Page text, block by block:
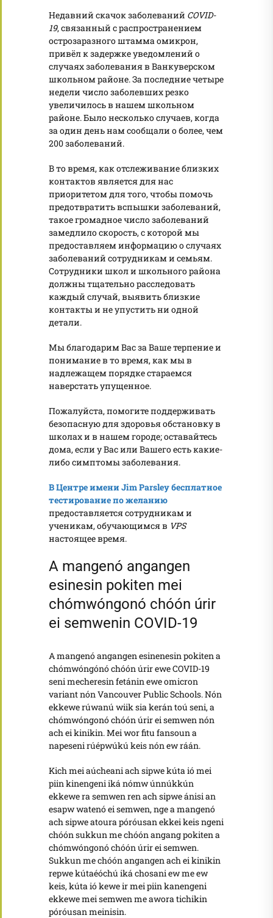
Недавний скачок заболеваний COVID-
19, связанный с распространением
острозаразного штамма омикрон,
привёл к задержке уведомлений о
случаях заболевания в Ванкуверском
школьном районе. За последние четыре
недели число заболевших резко
увеличилось в нашем школьном
районе. Было несколько случаев, когда
за один день нам сообщали о более, чем
200 заболеваний.
В то время, как отслеживание близких
контактов является для нас
приоритетом для того, чтобы помочь
предотвратить вспышки заболеваний,
такое громадное число заболеваний
замедлило скорость, с которой мы
предоставляем информацию о случаях
заболеваний сотрудникам и семьям.
Сотрудники школ и школьного района
должны тщательно расследовать
каждый случай, выявить близкие
контакты и не упустить ни одной
детали.
Мы благодарим Вас за Ваше терпение и
понимание в то время, как мы в
надлежащем порядке стараемся
наверстать упущенное.
Пожалуйста, помогите поддерживать
безопасную для здоровья обстановку в
школах и в нашем городе; оставайтесь
дома, если у Вас или Вашего есть какие-
либо симптомы заболевания.
В Центре имени Jim Parsley бесплатное
тестирование по желанию
предоставляется сотрудникам и
ученикам, обучающимся в VPS
настоящее время.
A mangenó angangen
esinesin pokiten mei
chómwóngonó chóón úrir
ei semwenin COVID-19
A mangenó angangen esinenesin pokiten a
chómwóngónó chóón úrir ewe COVID-19
seni mecheresin fetánin ewe omicron
variant nón Vancouver Public Schools. Nón
ekkewe rúwanú wiik sia kerán toú seni, a
chómwóngonó chóón úrir ei semwen nón
ach ei kinikin. Mei wor fitu fansoun a
napeseni rúépwúkú keis nón ew ráán.
Kich mei aúcheani ach sipwe kúta ió mei
piin kinengeni iká nómw únnúkkún
ekkewe ra semwen ren ach sipwe ánisi an
esapw watenó ei semwen, nge a mangenó
ach sipwe atoura póróusan ekkei keis ngeni
chóón sukkun me chóón angang pokiten a
chómwóngonó chóón úrir ei semwen.
Sukkun me chóón angangen ach ei kinikin
repwe kútaéóchú iká chosani ew me ew
keis, kúta ió kewe ir mei piin kanengeni
ekkewe mei semwen me awora tichikin
póróusan meinisin.